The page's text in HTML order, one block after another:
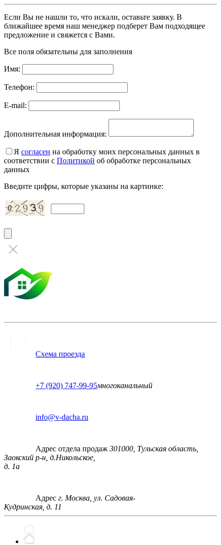
Если Вы не нашли то, что искали, оставьте заявку. В
ближайшее время наш менеджер подберет Вам подходящее
предложение и свяжется с Вами.
Все поля обязательны для заполнения
Имя:
Телефон:
E-mail:
Дополнительная информация:
Я согласен на обработку моих персональных данных в
соответствии с Политикой об обработке персональных
данных
Введите цифры, которые указаны на картинке:
Схема проезда
+7 (920) 747-99-95многоканальный
info@v-dacha.ru
Адрес отдела продаж 301000, Тульская область,
Заокский р-н, д.Никольское,
д. 1а
Адрес г. Москва, ул. Садовая-
Кудринская, д. 11